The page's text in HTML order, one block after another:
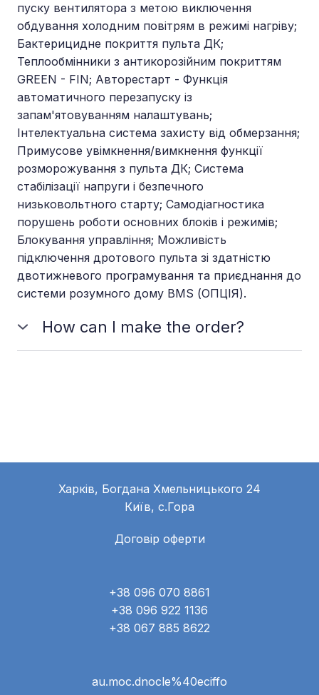
пуску вентилятора з метою виключення
обдування холодним повітрям в режимі нагріву;
Бактерицидне покриття пульта ДК;
Теплообмінники з антикорозійним покриттям
GREEN - FIN; Авторестарт - Функція
автоматичного перезапуску із
запам'ятовуванням налаштувань;
Інтелектуальна система захисту від обмерзання;
Примусове увімкнення/вимкнення функції
розморожування з пульта ДК; Система
стабілізації напруги і безпечного
низьковольтного старту; Самодіагностика
порушень роботи основних блоків і режимів;
Блокування управління; Можливість
підключення дротового пульта зі здатністю
двотижневого програмування та приєднання до
системи розумного дому BMS (ОПЦІЯ).
How can I make the order?
Харків, Богдана Хмельницького 24
Київ, с.Гора
Договір оферти
+38 096 070 8861
+38 096 922 1136
+38 067 885 8622
au.moc.dnocle%40eciffo